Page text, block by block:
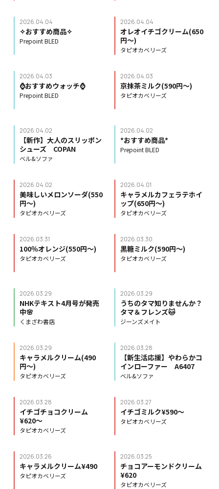
2026.04.04
✧おすすめ商品✧
Prepoint BLED
2026.04.04
オレオイチゴクリーム(650
円〜)
タピオカベリーズ
2026.04.03
⌚️おすすめウォッチ⌚️
Prepoint BLED
2026.04.03
京抹茶ミルク(590円〜)
タピオカベリーズ
2026.04.02
【新作】大人のスリッポン
シューズ COPAN
ベル&ソファ
2026.04.02
*おすすめ商品*
Prepoint BLED
2026.04.02
美味しいメロンソーダ(550
円〜)
タピオカベリーズ
2026.04.01
キャラメルカフェラテホイ
ップ(650円〜)
タピオカベリーズ
2026.03.31
100％オレンジ(550円〜)
タピオカベリーズ
2026.03.30
黒糖ミルク(590円〜)
タピオカベリーズ
2026.03.29
NHKテキスト4月号が発売
中🌸
くまざわ書店
2026.03.29
うちのタマ知りませんか？
タマ＆フレンズ🐱
ジーンズメイト
2026.03.29
キャラメルクリーム(490
円〜)
タピオカベリーズ
2026.03.28
【新生活応援】やわらかコ
インローファー A6407
ベル&ソファ
2026.03.28
イチゴチョコクリーム
¥620〜
タピオカベリーズ
2026.03.27
イチゴミルク¥590〜
タピオカベリーズ
2026.03.26
キャラメルクリーム¥490
タピオカベリーズ
2026.03.25
チョコアーモンドクリーム
¥620
タピオカベリーズ